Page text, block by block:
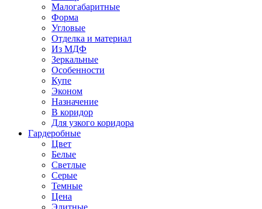
Малогабаритные
Форма
Угловые
Отделка и материал
Из МДФ
Зеркальные
Особенности
Купе
Эконом
Назначение
В коридор
Для узкого коридора
Гардеробные
Цвет
Белые
Светлые
Серые
Темные
Цена
Элитные